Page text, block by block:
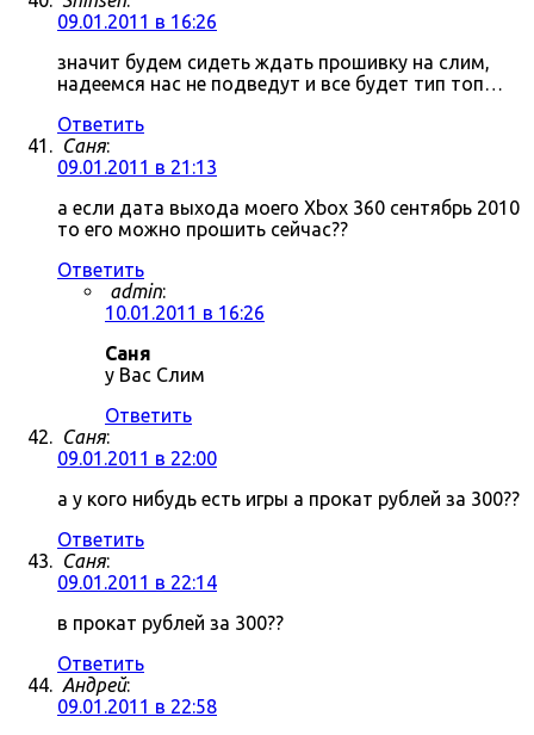
09.01.2011 в 16:26
значит будем сидеть ждать прошивку на слим,
надеемся нас не подведут и все будет тип топ…
Ответить
Саня:
09.01.2011 в 21:13
а если дата выхода моего Xbox 360 сентябрь 2010
то его можно прошить сейчас??
Ответить
admin:
10.01.2011 в 16:26
Саня
у Вас Слим
Ответить
Саня:
09.01.2011 в 22:00
а у кого нибудь есть игры а прокат рублей за 300??
Ответить
Саня:
09.01.2011 в 22:14
в прокат рублей за 300??
Ответить
Андрей:
09.01.2011 в 22:58